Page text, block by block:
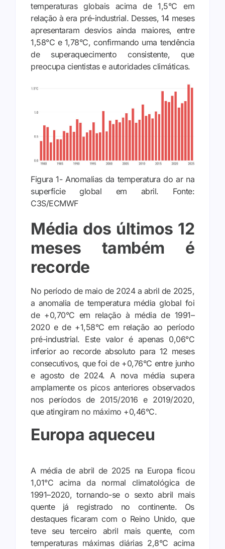
temperaturas globais acima de 1,5°C em
relação à era pré-industrial. Desses, 14 meses
apresentaram desvios ainda maiores, entre
1,58°C e 1,78°C, confirmando uma tendência
de superaquecimento consistente, que
preocupa cientistas e autoridades climáticas.
Figura 1- Anomalias da temperatura do ar na
superfície global em abril. Fonte:
C3S/ECMWF
Média dos últimos 12
meses também é
recorde
No período de maio de 2024 a abril de 2025,
a anomalia de temperatura média global foi
de +0,70°C em relação à média de 1991–
2020 e de +1,58°C em relação ao período
pré-industrial. Este valor é apenas 0,06°C
inferior ao recorde absoluto para 12 meses
consecutivos, que foi de +0,76°C entre junho
e agosto de 2024. A nova média supera
amplamente os picos anteriores observados
nos períodos de 2015/2016 e 2019/2020,
que atingiram no máximo +0,46°C.
Europa aqueceu
A média de abril de 2025 na Europa ficou
1,01°C acima da normal climatológica de
1991–2020, tornando-se o sexto abril mais
quente já registrado no continente. Os
destaques ficaram com o Reino Unido, que
teve seu terceiro abril mais quente, com
temperaturas máximas diárias 2,8°C acima